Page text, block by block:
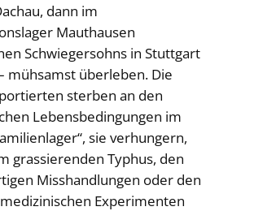
dann im
Mauthausen
Schwiegersohns in Stuttgart
mühsamst überleben. Die
sterben an den
Lebensbedingungen im
sie verhungern,
grassierenden Typhus, den
Misshandlungen oder den
Experimenten